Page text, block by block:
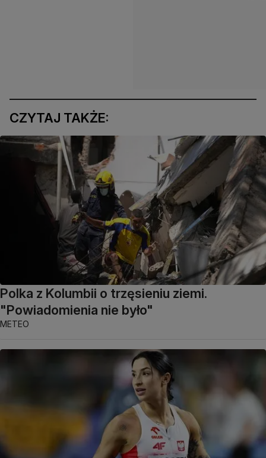
CZYTAJ TAKŻE:
Polka z Kolumbii o trzęsieniu ziemi.
"Powiadomienia nie było"
METEO